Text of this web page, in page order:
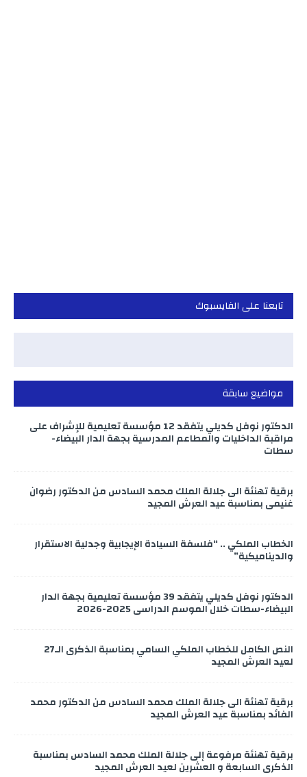
تابعنا على الفايسبوك
مواضيع سابقة
الدكتور نوفل كديلي يتفقد 12 مؤسسة تعليمية للإشراف على
مراقبة الداخليات والمطاعم المدرسية بجهة الدار البيضاء-
سطات
برقية تهنئة الى جلالة الملك محمد السادس من الدكتور رضوان
غنيمي بمناسبة عيد العرش المجيد
الخطاب الملكي .. “فلسفة السيادة الإيجابية وجدلية الاستقرار
والديناميكية”
الدكتور نوفل كديلي يتفقد 39 مؤسسة تعليمية بجهة الدار
البيضاء-سطات خلال الموسم الدراسي 2025-2026
النص الكامل للخطاب الملكي السامي بمناسبة الذكرى الـ27
لعيد العرش المجيد
برقية تهنئة الى جلالة الملك محمد السادس من الدكتور محمد
الفائد بمناسبة عيد العرش المجيد
برقية تهنئة مرفوعة إلى جلالة الملك محمد السادس بمناسبة
الذكرى السابعة و العشرين لعيد العرش المجيد